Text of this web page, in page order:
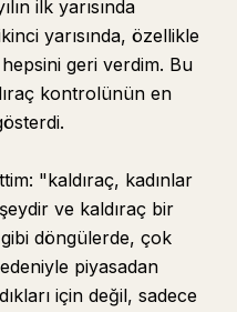
ilk yarısında
yarısında, özellikle
geri verdim. Bu
kontrolünün en
"kaldıraç, kadınlar
ve kaldıraç bir
döngülerde, çok
piyasadan
için değil, sadece